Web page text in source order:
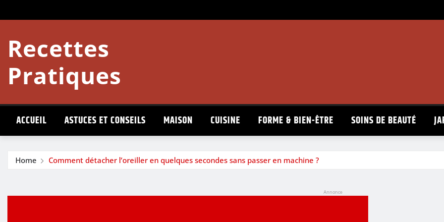
to
Recettes
Pratiques
ACCUEIL ASTUCES ET CONSEILS MAISON CUISINE FORME & BIEN-ÊTRE SOINS DE BEAUTÉ
Home Comment détacher l’oreiller en quelques secondes sans passer en machine ?
Annonce